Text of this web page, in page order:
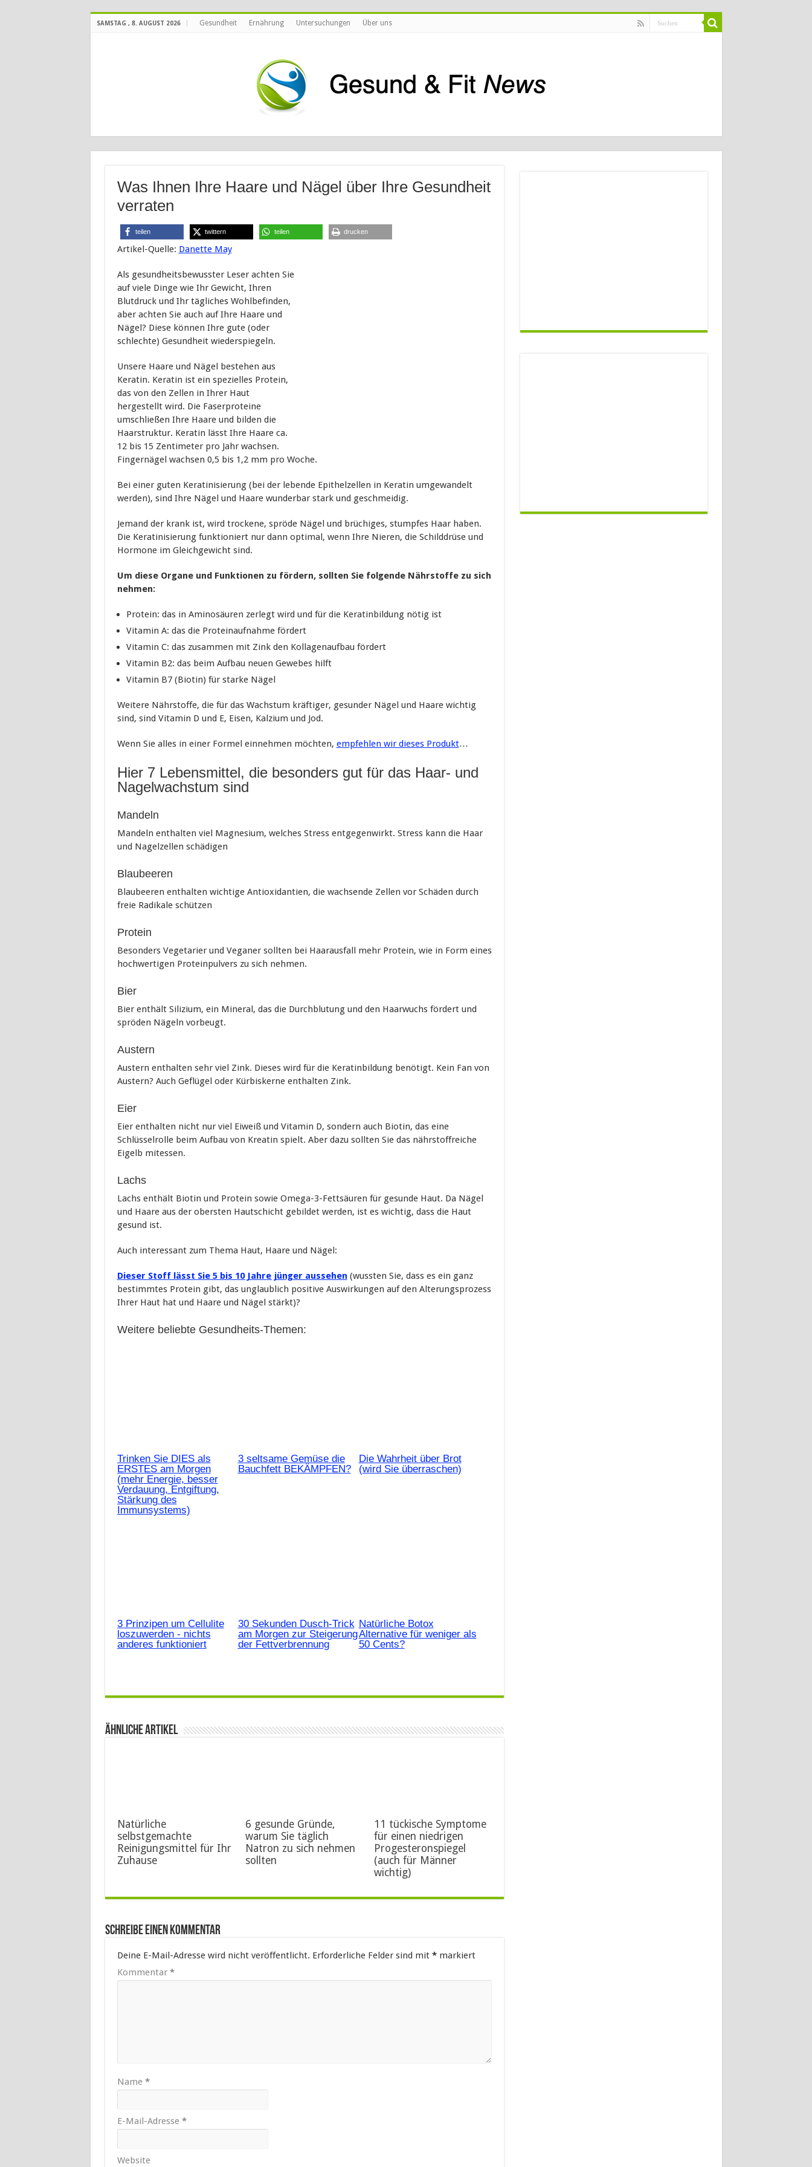
SAMSTAG , 8. AUGUST 2026 Gesundheit Ernährung Untersuchungen Über uns
Was Ihnen Ihre Haare und Nägel über Ihre Gesundheit
verraten
teilen twittern teilen drucken
Artikel-Quelle: Danette May
Als gesundheitsbewusster Leser achten Sie
auf viele Dinge wie Ihr Gewicht, Ihren
Blutdruck und Ihr tägliches Wohlbefinden,
aber achten Sie auch auf Ihre Haare und
Nägel? Diese können Ihre gute (oder
schlechte) Gesundheit wiederspiegeln.
Unsere Haare und Nägel bestehen aus
Keratin. Keratin ist ein spezielles Protein,
das von den Zellen in Ihrer Haut
hergestellt wird. Die Faserproteine
umschließen Ihre Haare und bilden die
Haarstruktur. Keratin lässt Ihre Haare ca.
12 bis 15 Zentimeter pro Jahr wachsen.
Fingernägel wachsen 0,5 bis 1,2 mm pro Woche.
Bei einer guten Keratinisierung (bei der lebende Epithelzellen in Keratin umgewandelt
werden), sind Ihre Nägel und Haare wunderbar stark und geschmeidig.
Jemand der krank ist, wird trockene, spröde Nägel und brüchiges, stumpfes Haar haben.
Die Keratinisierung funktioniert nur dann optimal, wenn Ihre Nieren, die Schilddrüse und
Hormone im Gleichgewicht sind.
Um diese Organe und Funktionen zu fördern, sollten Sie folgende Nährstoffe zu sich
nehmen:
Protein: das in Aminosäuren zerlegt wird und für die Keratinbildung nötig ist
Vitamin A: das die Proteinaufnahme fördert
Vitamin C: das zusammen mit Zink den Kollagenaufbau fördert
Vitamin B2: das beim Aufbau neuen Gewebes hilft
Vitamin B7 (Biotin) für starke Nägel
Weitere Nährstoffe, die für das Wachstum kräftiger, gesunder Nägel und Haare wichtig
sind, sind Vitamin D und E, Eisen, Kalzium und Jod.
Wenn Sie alles in einer Formel einnehmen möchten, empfehlen wir dieses Produkt…
Hier 7 Lebensmittel, die besonders gut für das Haar- und
Nagelwachstum sind
Mandeln
Mandeln enthalten viel Magnesium, welches Stress entgegenwirkt. Stress kann die Haar
und Nagelzellen schädigen
Blaubeeren
Blaubeeren enthalten wichtige Antioxidantien, die wachsende Zellen vor Schäden durch
freie Radikale schützen
Protein
Besonders Vegetarier und Veganer sollten bei Haarausfall mehr Protein, wie in Form eines
hochwertigen Proteinpulvers zu sich nehmen.
Bier
Bier enthält Silizium, ein Mineral, das die Durchblutung und den Haarwuchs fördert und
spröden Nägeln vorbeugt.
Austern
Austern enthalten sehr viel Zink. Dieses wird für die Keratinbildung benötigt. Kein Fan von
Austern? Auch Geflügel oder Kürbiskerne enthalten Zink.
Eier
Eier enthalten nicht nur viel Eiweiß und Vitamin D, sondern auch Biotin, das eine
Schlüsselrolle beim Aufbau von Kreatin spielt. Aber dazu sollten Sie das nährstoffreiche
Eigelb mitessen.
Lachs
Lachs enthält Biotin und Protein sowie Omega-3-Fettsäuren für gesunde Haut. Da Nägel
und Haare aus der obersten Hautschicht gebildet werden, ist es wichtig, dass die Haut
gesund ist.
Auch interessant zum Thema Haut, Haare und Nägel:
Dieser Stoff lässt Sie 5 bis 10 Jahre jünger aussehen (wussten Sie, dass es ein ganz
bestimmtes Protein gibt, das unglaublich positive Auswirkungen auf den Alterungsprozess
Ihrer Haut hat und Haare und Nägel stärkt)?
Weitere beliebte Gesundheits-Themen:
Trinken Sie DIES als
ERSTES am Morgen
(mehr Energie, besser
Verdauung, Entgiftung,
Stärkung des
Immunsystems)
3 seltsame Gemüse die
Bauchfett BEKÄMPFEN?
Die Wahrheit über Brot
(wird Sie überraschen)
3 Prinzipen um Cellulite
loszuwerden - nichts
anderes funktioniert
30 Sekunden Dusch-Trick
am Morgen zur Steigerung
der Fettverbrennung
Natürliche Botox
Alternative für weniger als
50 Cents?
Ähnliche Artikel
Natürliche
selbstgemachte
Reinigungsmittel für Ihr
Zuhause
6 gesunde Gründe,
warum Sie täglich
Natron zu sich nehmen
sollten
11 tückische Symptome
für einen niedrigen
Progesteronspiegel
(auch für Männer
wichtig)
Schreibe einen Kommentar
Deine E-Mail-Adresse wird nicht veröffentlicht. Erforderliche Felder sind mit *markiert
Kommentar *
Name *
E-Mail-Adresse *
Website